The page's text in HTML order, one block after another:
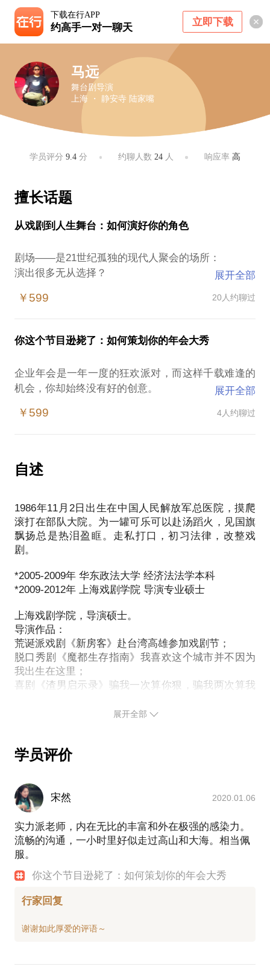
下载在行APP
约高手一对一聊天 立即下载
马远
舞台剧导演
上海 ・ 静安寺 陆家嘴
学员评分9.4 分 约聊人数 24人 响应率 高
擅长话题
从戏剧到人生舞台：如何演好你的角色
剧场——是21世纪孤独的现代人聚会的场所：
演出很多无从选择？
看完戏该如何评论？
有一个剧本想要找人导演？
亦或…你就是想听听台前幕后创作乐与愁，学学表演
有那么一段微缩的人生，叫做戏剧；有一种很漫长的
戏剧叫人生。
展开全部
￥599 20人约聊过
你这个节目逊毙了：如何策划你的年会大秀
企业年会是一年一度的狂欢派对，而这样千载难逢的
机会，你却始终没有好的创意。
绝上台？
展开全部
￥599 4人约聊过
自述
1986年11月2日出生在中国人民解放军总医院，摸爬
滚打在部队大院。为一罐可乐可以赴汤蹈火，见国旗
飘扬总是热泪盈眶。走私打口，初习法律，改整戏
剧。
*2005-2009年 华东政法大学 经济法法学本科
*2009-2012年 上海戏剧学院 导演专业硕士
上海戏剧学院，导演硕士。
导演作品：
荒诞派戏剧《新房客》赴台湾高雄参加戏剧节；
脱口秀剧《魔都生存指南》我喜欢这个城市并不因为
我出生在这里；
喜剧《渣男启示录》骗我一次算你狠，骗我两次算我
温情剧《黄手帕》如果你原谅我，就请在家门口挂一
获喜剧节剧目奖；
罄；
悬疑剧《致命的谋杀》环环相扣，人性揭示；
青春军旅剧《海岛来信》致敬建军90周年，胜利演
出；
此外还有《拼贴》《律途》《哈姆雷特》等等。
其他经历:
团》、《阿里技术-减压操》
上海市企业法务技能大赛总导演
”汇添富”基金管理有限公司年会－《灌篮高手》总导
平安银行上海分行“英雄荟”《转型变奏曲》总导演
展开全部
学员评价
宋然 2020.01.06
实力派老师，内在无比的丰富和外在极强的感染力。
流畅的沟通，一小时里好似走过高山和大海。相当佩
服。
你这个节目逊毙了：如何策划你的年会大秀
行家回复